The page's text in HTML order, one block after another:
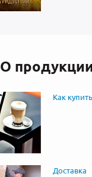
О
Как купить
Доставка